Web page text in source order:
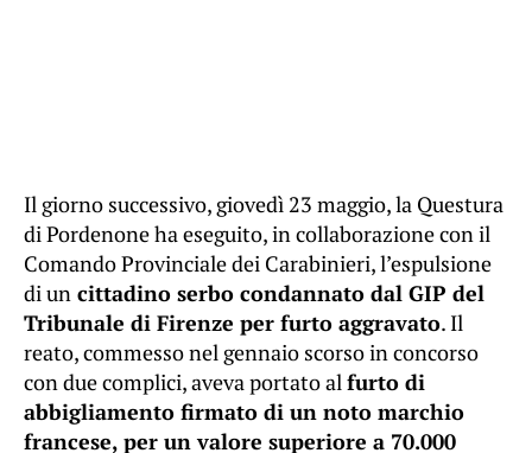
Il giorno successivo, giovedì 23 maggio, la Questura
di Pordenone ha eseguito, in collaborazione con il
Comando Provinciale dei Carabinieri, l’espulsione
di un cittadino serbo condannato dal GIP del
Tribunale di Firenze per furto aggravato. Il
reato, commesso nel gennaio scorso in concorso
con due complici, aveva portato alfurto di
abbigliamento firmato di un noto marchio
francese, per un valore superiore a 70.000